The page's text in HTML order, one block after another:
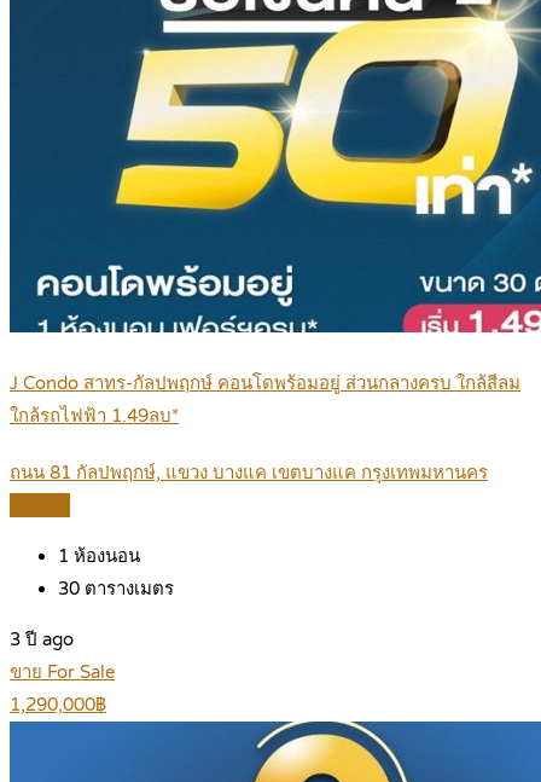
J Condo สาทร-กัลปพฤกษ์ คอนโดพร้อมอยู่ ส่วนกลางครบ ใกล้สีลม
ใกล้รถไฟฟ้า 1.49ลบ*
ถนน 81 กัลปพฤกษ์, แขวง บางแค เขตบางแค กรุงเทพมหานคร
1 ห้องนอน
30 ตารางเมตร
3 ปี ago
ขาย For Sale
1,290,000฿